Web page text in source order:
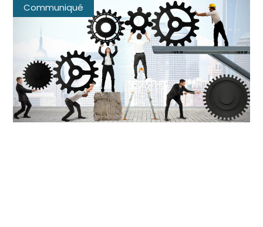
Communiqué